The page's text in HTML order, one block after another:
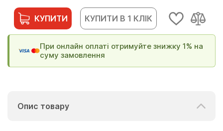
КУПИТИ КУПИТИ В 1 КЛІК
При онлайн оплаті отримуйте знижку 1% на
суму замовлення
Опис товару